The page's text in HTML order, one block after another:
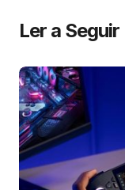
Ler a Seguir